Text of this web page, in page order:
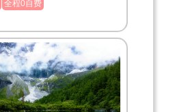
全程0自费